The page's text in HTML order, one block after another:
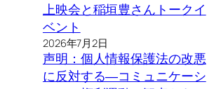
上映会と稲垣豊さんトークイ
ベント
2026年7月2日
声明：個人情報保護法の改悪
に反対する―コミュニケーシ